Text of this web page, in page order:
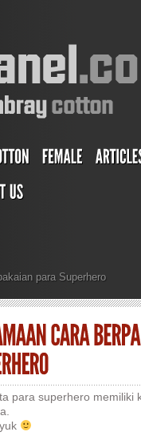
para Superhero
para superhero memiliki